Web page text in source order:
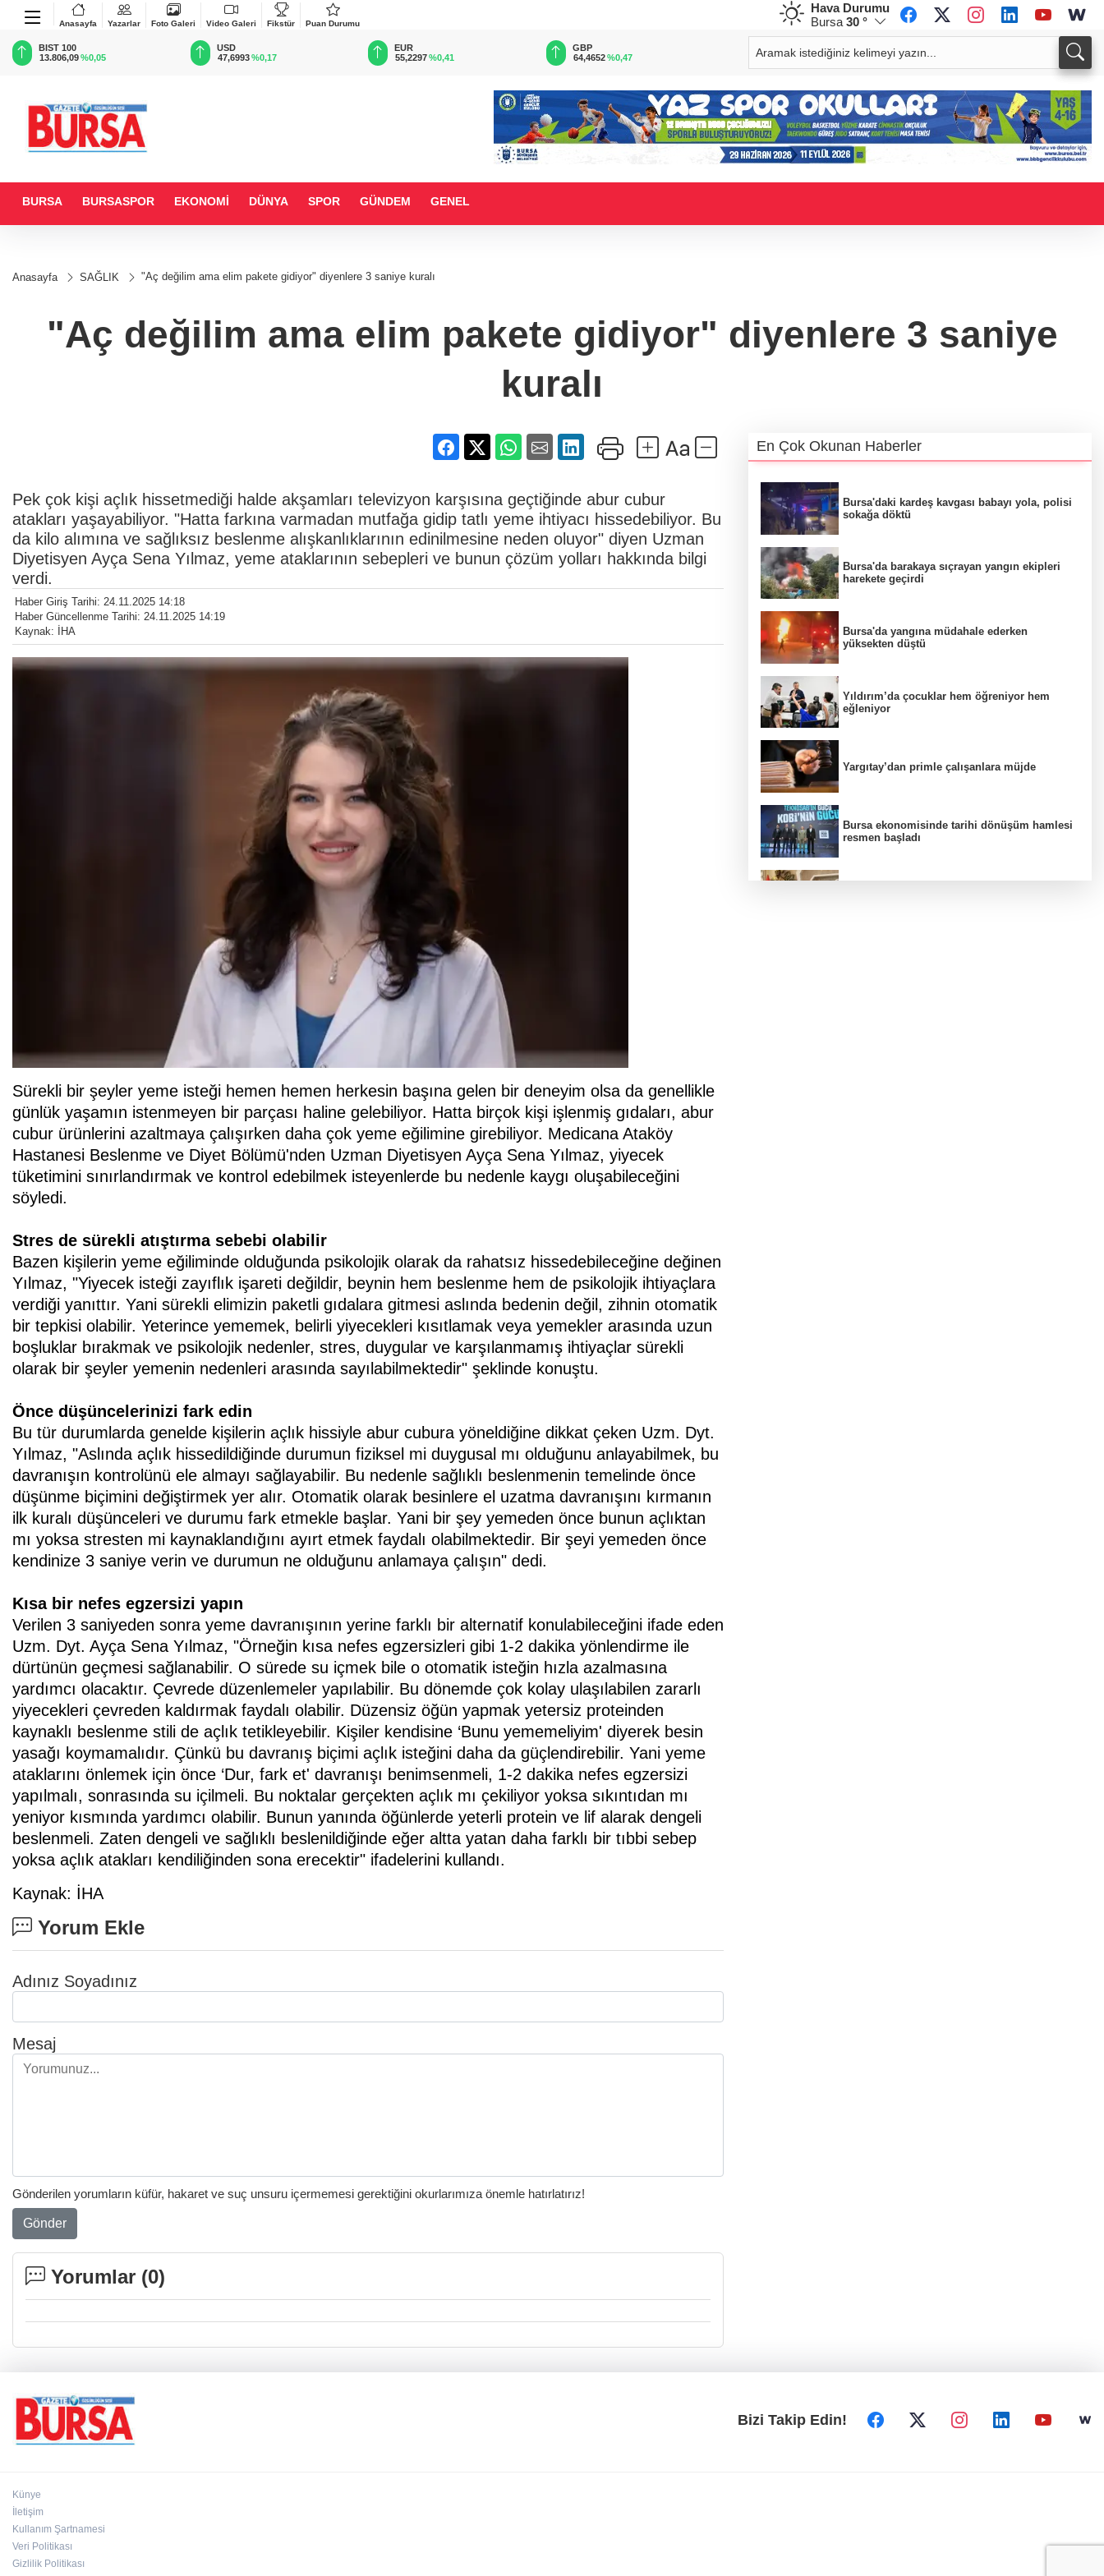
Anasayfa Yazarlar Foto Galeri Video Galeri Fikstür Puan Durumu
Hava Durumu
Bursa 30 °
BIST 100
13.806,09%0,05
USD
47,6993 %0,17
EUR
55,2297%0,41
GBP
64,4652 %0,47
CHF
59,0703%0,86
34,1866
BURSA BURSASPOR EKONOMİ DÜNYA SPOR GÜNDEM GENEL
Anasayfa SAĞLIK "Aç değilim ama elim pakete gidiyor" diyenlere 3 saniye kuralı
"Aç değilim ama elim pakete gidiyor" diyenlere 3 saniye
kuralı
Pek çok kişi açlık hissetmediği halde akşamları televizyon karşısına geçtiğinde abur cubur
atakları yaşayabiliyor. "Hatta farkına varmadan mutfağa gidip tatlı yeme ihtiyacı hissedebiliyor. Bu
da kilo alımına ve sağlıksız beslenme alışkanlıklarının edinilmesine neden oluyor" diyen Uzman
Diyetisyen Ayça Sena Yılmaz, yeme ataklarının sebepleri ve bunun çözüm yolları hakkında bilgi
verdi.
Haber Giriş Tarihi: 24.11.2025 14:18
Haber Güncellenme Tarihi: 24.11.2025 14:19
Kaynak: İHA
Sürekli bir şeyler yeme isteği hemen hemen herkesin başına gelen bir deneyim olsa da genellikle
günlük yaşamın istenmeyen bir parçası haline gelebiliyor. Hatta birçok kişi işlenmiş gıdaları, abur
cubur ürünlerini azaltmaya çalışırken daha çok yeme eğilimine girebiliyor. Medicana Ataköy
Hastanesi Beslenme ve Diyet Bölümü'nden Uzman Diyetisyen Ayça Sena Yılmaz, yiyecek
tüketimini sınırlandırmak ve kontrol edebilmek isteyenlerde bu nedenle kaygı oluşabileceğini
söyledi.
Stres de sürekli atıştırma sebebi olabilir
Bazen kişilerin yeme eğiliminde olduğunda psikolojik olarak da rahatsız hissedebileceğine değinen
Yılmaz, "Yiyecek isteği zayıflık işareti değildir, beynin hem beslenme hem de psikolojik ihtiyaçlara
verdiği yanıttır. Yani sürekli elimizin paketli gıdalara gitmesi aslında bedenin değil, zihnin otomatik
bir tepkisi olabilir. Yeterince yememek, belirli yiyecekleri kısıtlamak veya yemekler arasında uzun
boşluklar bırakmak ve psikolojik nedenler, stres, duygular ve karşılanmamış ihtiyaçlar sürekli
olarak bir şeyler yemenin nedenleri arasında sayılabilmektedir" şeklinde konuştu.
Önce düşüncelerinizi fark edin
Bu tür durumlarda genelde kişilerin açlık hissiyle abur cubura yöneldiğine dikkat çeken Uzm. Dyt.
Yılmaz, "Aslında açlık hissedildiğinde durumun fiziksel mi duygusal mı olduğunu anlayabilmek, bu
davranışın kontrolünü ele almayı sağlayabilir. Bu nedenle sağlıklı beslenmenin temelinde önce
düşünme biçimini değiştirmek yer alır. Otomatik olarak besinlere el uzatma davranışını kırmanın
ilk kuralı düşünceleri ve durumu fark etmekle başlar. Yani bir şey yemeden önce bunun açlıktan
mı yoksa stresten mi kaynaklandığını ayırt etmek faydalı olabilmektedir. Bir şeyi yemeden önce
kendinize 3 saniye verin ve durumun ne olduğunu anlamaya çalışın" dedi.
Kısa bir nefes egzersizi yapın
Verilen 3 saniyeden sonra yeme davranışının yerine farklı bir alternatif konulabileceğini ifade eden
Uzm. Dyt. Ayça Sena Yılmaz, "Örneğin kısa nefes egzersizleri gibi 1-2 dakika yönlendirme ile
dürtünün geçmesi sağlanabilir. O sürede su içmek bile o otomatik isteğin hızla azalmasına
yardımcı olacaktır. Çevrede düzenlemeler yapılabilir. Bu dönemde çok kolay ulaşılabilen zararlı
yiyecekleri çevreden kaldırmak faydalı olabilir. Düzensiz öğün yapmak yetersiz proteinden
kaynaklı beslenme stili de açlık tetikleyebilir. Kişiler kendisine ‘Bunu yememeliyim' diyerek besin
yasağı koymamalıdır. Çünkü bu davranış biçimi açlık isteğini daha da güçlendirebilir. Yani yeme
ataklarını önlemek için önce ‘Dur, fark et' davranışı benimsenmeli, 1-2 dakika nefes egzersizi
yapılmalı, sonrasında su içilmeli. Bu noktalar gerçekten açlık mı çekiliyor yoksa sıkıntıdan mı
yeniyor kısmında yardımcı olabilir. Bunun yanında öğünlerde yeterli protein ve lif alarak dengeli
beslenmeli. Zaten dengeli ve sağlıklı beslenildiğinde eğer altta yatan daha farklı bir tıbbi sebep
yoksa açlık atakları kendiliğinden sona erecektir" ifadelerini kullandı.
Kaynak: İHA
Yorum Ekle
Adınız Soyadınız
Mesaj
Gönderilen yorumların küfür, hakaret ve suç unsuru içermemesi gerektiğini okurlarımıza önemle hatırlatırız!
Gönder
Yorumlar (0)
En Çok Okunan Haberler
Bursa'daki kardeş kavgası babayı yola, polisi
sokağa döktü
Bursa'da barakaya sıçrayan yangın ekipleri
harekete geçirdi
Bursa'da yangına müdahale ederken
yüksekten düştü
Yıldırım’da çocuklar hem öğreniyor hem
eğleniyor
Yargıtay’dan primle çalışanlara müjde
Bursa ekonomisinde tarihi dönüşüm hamlesi
resmen başladı
Bizi Takip Edin!
Künye
İletişim
Kullanım Şartnamesi
Veri Politikası
Gizlilik Politikası